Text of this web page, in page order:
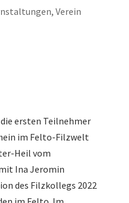
, Verein
ersten Teilnehmer
im Felto-Filzwelt
Heil vom
Ina Jeromin
des Filzkollegs 2022